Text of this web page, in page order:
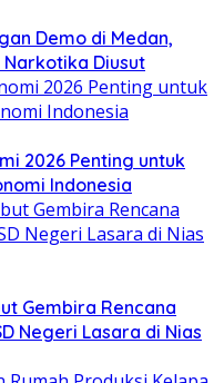
Demo di Medan,
Diusut
2026 Penting untuk
Indonesia
Gembira Rencana
Negeri Lasara di Nias